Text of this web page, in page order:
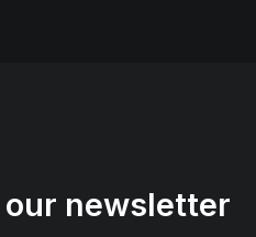
newsletter